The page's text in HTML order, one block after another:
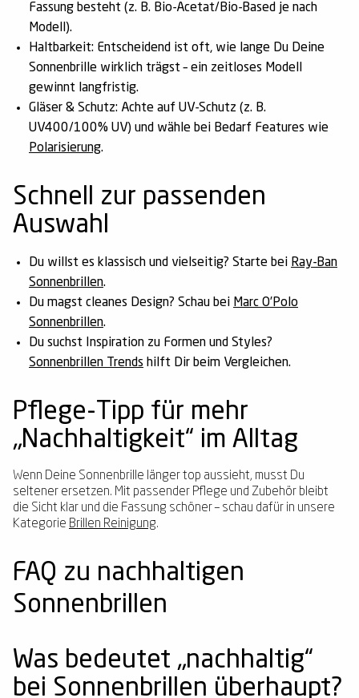
Fassung besteht (z. B. Bio-Acetat/Bio-Based je nach
Modell).
Haltbarkeit: Entscheidend ist oft, wie lange Du Deine
Sonnenbrille wirklich trägst – ein zeitloses Modell
gewinnt langfristig.
Gläser & Schutz: Achte auf UV-Schutz (z. B.
UV400/100% UV) und wähle bei Bedarf Features wie
Polarisierung.
Schnell zur passenden
Auswahl
Du willst es klassisch und vielseitig? Starte bei Ray-Ban
Sonnenbrillen.
Du magst cleanes Design? Schau bei Marc O’Polo
Sonnenbrillen.
Du suchst Inspiration zu Formen und Styles?
Sonnenbrillen Trends hilft Dir beim Vergleichen.
Pflege-Tipp für mehr
„Nachhaltigkeit“ im Alltag
Wenn Deine Sonnenbrille länger top aussieht, musst Du
seltener ersetzen. Mit passender Pflege und Zubehör bleibt
die Sicht klar und die Fassung schöner – schau dafür in unsere
Kategorie Brillen Reinigung.
FAQ zu nachhaltigen
Sonnenbrillen
Was bedeutet „nachhaltig“
bei Sonnenbrillen überhaupt?